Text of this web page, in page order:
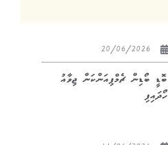
ބޮޑީ ބޯޑިން ޗެމްޕިއަންކަން ޖިވާއު
ހޯދައިފި